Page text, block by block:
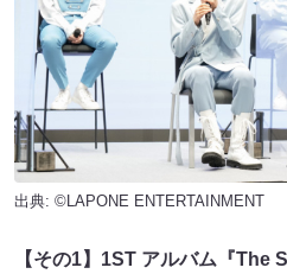
出典: ©LAPONE ENTERTAINMENT
【その1】1ST アルバム『The